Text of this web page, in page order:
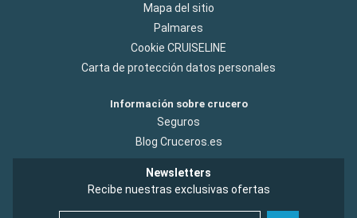
Mapa del sitio
Palmares
Cookie CRUISELINE
Carta de protección datos personales
Información sobre crucero
Seguros
Blog Cruceros.es
Newsletters
Recibe nuestras exclusivas ofertas